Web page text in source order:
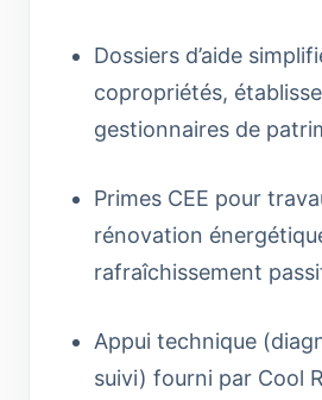
Dossiers d’aide
copropriétés,
gestionnaires de
Primes CEE pour
rénovation
rafraîchissement
Appui technique
suivi) fourni par Cool